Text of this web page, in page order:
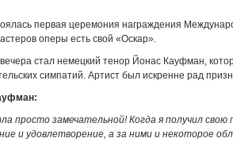
первая церемония награждения
оперы есть свой «Оскар».
стал немецкий тенор Йонас Кауфман,
симпатий. Артист был искренне рад
просто замечательной! Когда я получил
и удовлетворение, а за ними и некоторое